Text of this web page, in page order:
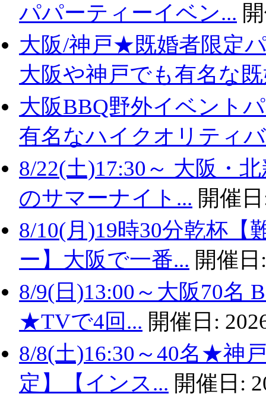
パパーティーイベン...
大阪/神戸★既婚者限定
大阪や神戸でも有名な
大阪BBQ野外イベント
有名なハイクオリティ
8/22(土)17:30～ 大阪・
のサマーナイト... 開催
8/10(月)19時30分乾杯【
ー】大阪で一番... 開催
8/9(日)13:00～大阪70名
★TVで4回... 開催日:
8/8(土)16:30～40名★神
定】【インス... 開催日: